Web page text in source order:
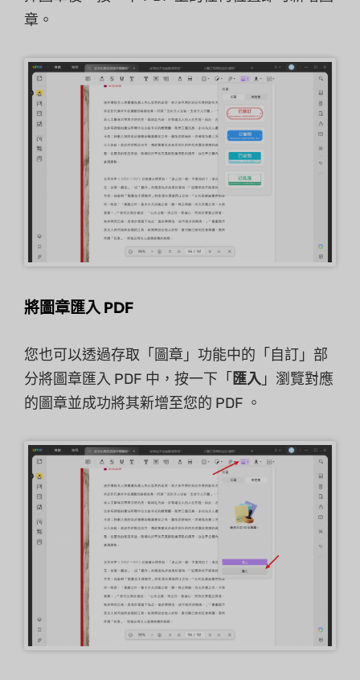
章。
將圖章匯入 PDF
您也可以透過存取「圖章」功能中的「自訂」部
分將圖章匯入 PDF 中，按一下「 匯入 」瀏覽對應
的圖章並成功將其新增至您的 PDF 。